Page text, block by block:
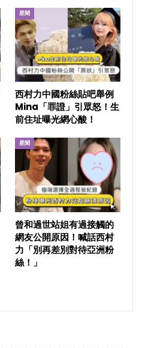
星聞
西村力中國粉絲貼吧舉例
Mina「罪證」引眾怒！生
前住址曝光網心酸！
星聞
曾和過世站姐有過接觸的
網友公開原因！喊話西村
力「別再差別對待亞洲粉
絲！」